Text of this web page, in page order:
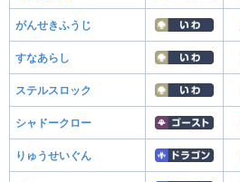
がんせきふうじ
すなあらし
ステルスロック
シャドークロー
りゅうせいぐん